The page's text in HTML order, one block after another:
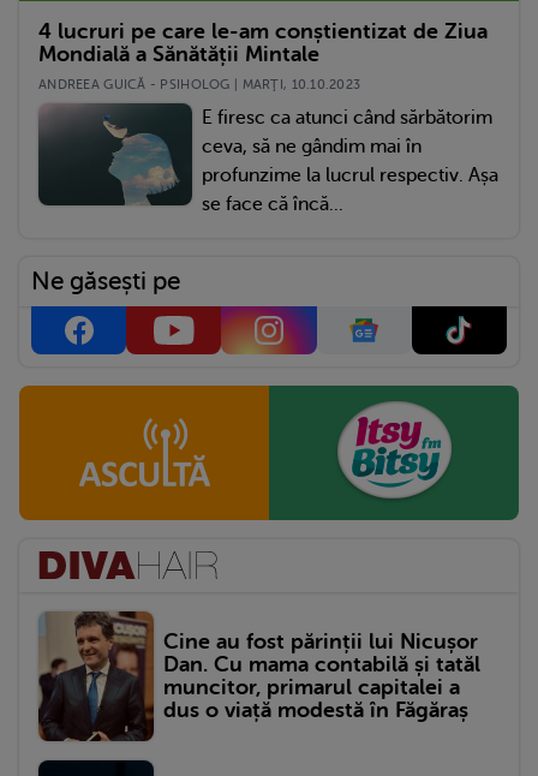
4 lucruri pe care le-am conștientizat de Ziua
Mondială a Sănătății Mintale
ANDREEA GUICĂ - PSIHOLOG | MARŢI, 10.10.2023
E firesc ca atunci când sărbătorim
ceva, să ne gândim mai în
profunzime la lucrul respectiv. Așa
se face că încă...
Ne găsești pe
Cine au fost părinții lui Nicușor
Dan. Cu mama contabilă și tatăl
muncitor, primarul capitalei a
dus o viață modestă în Făgăraș